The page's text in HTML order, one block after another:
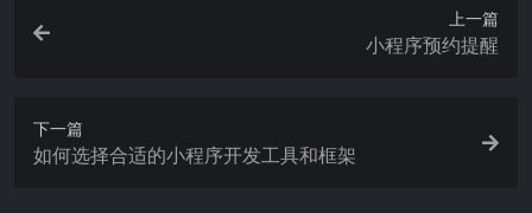
上一篇
小程序预约提醒
下一篇
如何选择合适的小程序开发工具和框架